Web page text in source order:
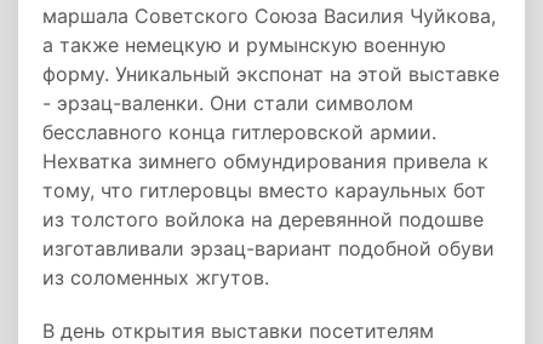
маршала Советского Союза Василия Чуйкова,
а также немецкую и румынскую военную
форму. Уникальный экспонат на этой выставке
- эрзац-валенки. Они стали символом
бесславного конца гитлеровской армии.
Нехватка зимнего обмундирования привела к
тому, что гитлеровцы вместо караульных бот
из толстого войлока на деревянной подошве
изготавливали эрзац-вариант подобной обуви
из соломенных жгутов.
В день открытия выставки посетителям